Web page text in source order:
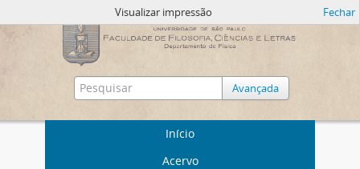
Avançada
Início
Acervo
Visualizar impressão Fechar